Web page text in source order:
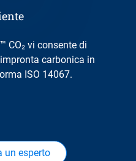
carbonica in
ISO 14067.
un esperto